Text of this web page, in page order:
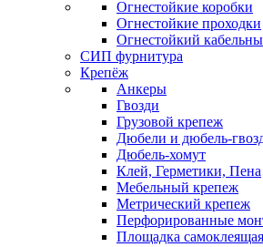
Огнестойкие коробки
Огнестойкие проходки
Огнестойкий
СИП фурнитура
Крепёж
Анкеры
Гвозди
Грузовой крепеж
Дюбели и дюбель-
Дюбель-хомут
Клей, Герметики, Пена
Мебельный крепеж
Метрический крепеж
Перфорированные
Площадка